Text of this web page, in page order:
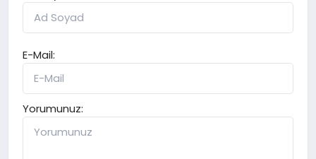
E-Mail:
Yorumunuz: